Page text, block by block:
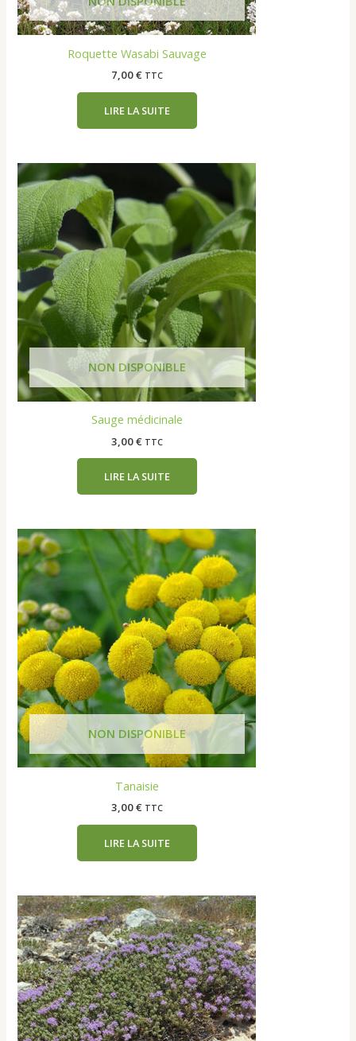
Roquette Wasabi Sauvage
7,00€ TTC
LIRE LA SUITE
Sauge médicinale
3,00€ TTC
LIRE LA SUITE
Tanaisie
3,00€ TTC
LIRE LA SUITE